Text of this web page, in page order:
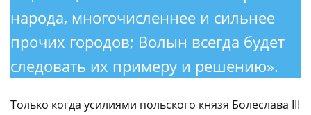
народа, многочисленнее и сильнее
прочих городов; Волын всегда будет
следовать их примеру и решению».
Только когда усилиями польского князя Болеслава III